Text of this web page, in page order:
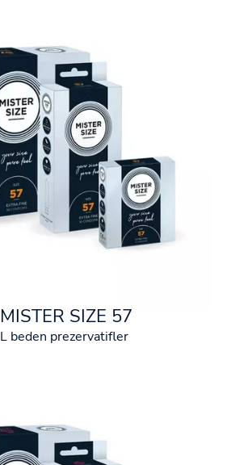
MISTER SIZE 57
L beden prezervatifler